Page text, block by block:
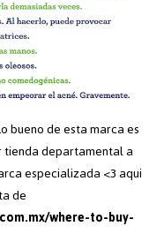
bueno de esta marca es
tienda departamental a
especializada <3 aqui
de
where-to-buy-